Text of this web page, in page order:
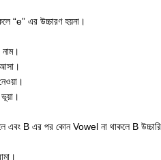
“e” এর উচ্চারণ হয়না।
B এর পর কোন Vowel না থাকলে B